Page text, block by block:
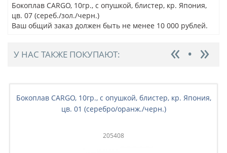
Бокоплав CARGO, 10гр., с опушкой, блистер, кр. Япония,
цв. 07 (сереб./зол./черн.)
Ваш общий заказ должен быть не менее 10 000 рублей.
У НАС ТАКЖЕ ПОКУПАЮТ:
Бокоплав CARGO, 10гр., с опушкой, блистер, кр. Япония,
цв. 01 (серебро/оранж./черн.)
205408